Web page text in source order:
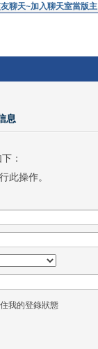
聊天~加入聊天室當版主
息
：
此操作。
我的登錄狀態